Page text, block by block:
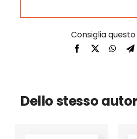
Dello stesso